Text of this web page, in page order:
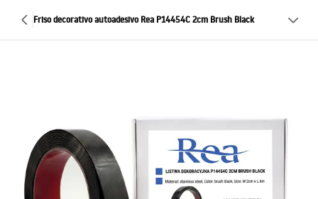
Friso decorativo autoadesivo Rea P14454C 2cm Brush Black